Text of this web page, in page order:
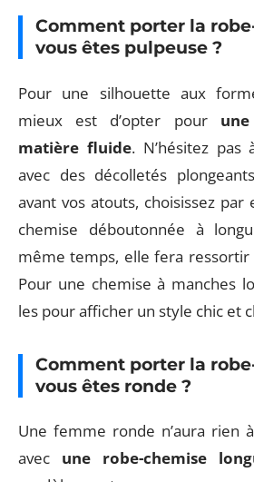
Comment porter la
vous êtes pulpeuse ?
Pour une silhouette aux
mieux est d’opter pour
matière fluide. N’hésitez pas
avec des décolletés
avant vos atouts, choisissez
chemise déboutonnée à
même temps, elle fera
Pour une chemise à manches
les pour afficher un style chic et
Comment porter la
vous êtes ronde ?
Une femme ronde n’aura rien
avec une robe-chemise